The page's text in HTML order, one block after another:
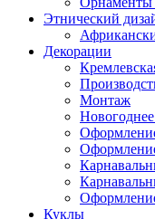
Этнический
Декорации
Монтаж
Куклы